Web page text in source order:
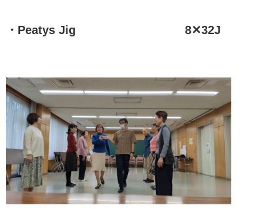
・Peatys Jig 8✕32J